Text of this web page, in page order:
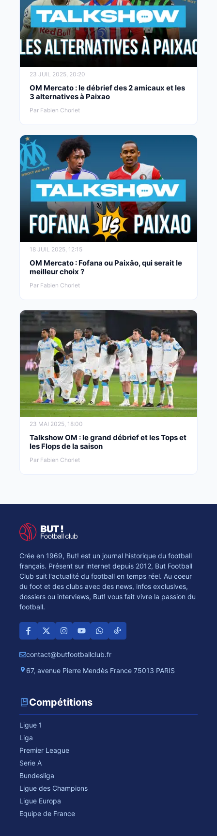
23 JUIL 2025, 20:20
OM Mercato : le débrief des 2 amicaux et les
3 alternatives à Paixao
Par Fabien Chorlet
18 JUIL 2025, 12:15
OM Mercato : Fofana ou Paixão, qui serait le
meilleur choix ?
Par Fabien Chorlet
23 MAI 2025, 18:00
Talkshow OM : le grand débrief et les Tops et
les Flops de la saison
Par Fabien Chorlet
Crée en 1969, But! est un journal historique du football
français. Présent sur internet depuis 2012, But Football
Club suit l'actualité du football en temps réel. Au coeur
du foot et des clubs avec des news, infos exclusives,
dossiers ou interviews, But! vous fait vivre la passion du
football.
contact@butfootballclub.fr
67, avenue Pierre Mendès France 75013 PARIS
Compétitions
Ligue 1
Liga
Premier League
Serie A
Bundesliga
Ligue des Champions
Ligue Europa
Equipe de France